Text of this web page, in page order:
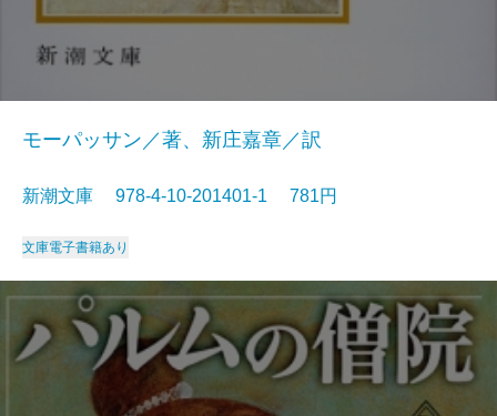
モーパッサン／著、新庄嘉章／訳
新潮文庫 978-4-10-201401-1 781円
文庫電子書籍あり